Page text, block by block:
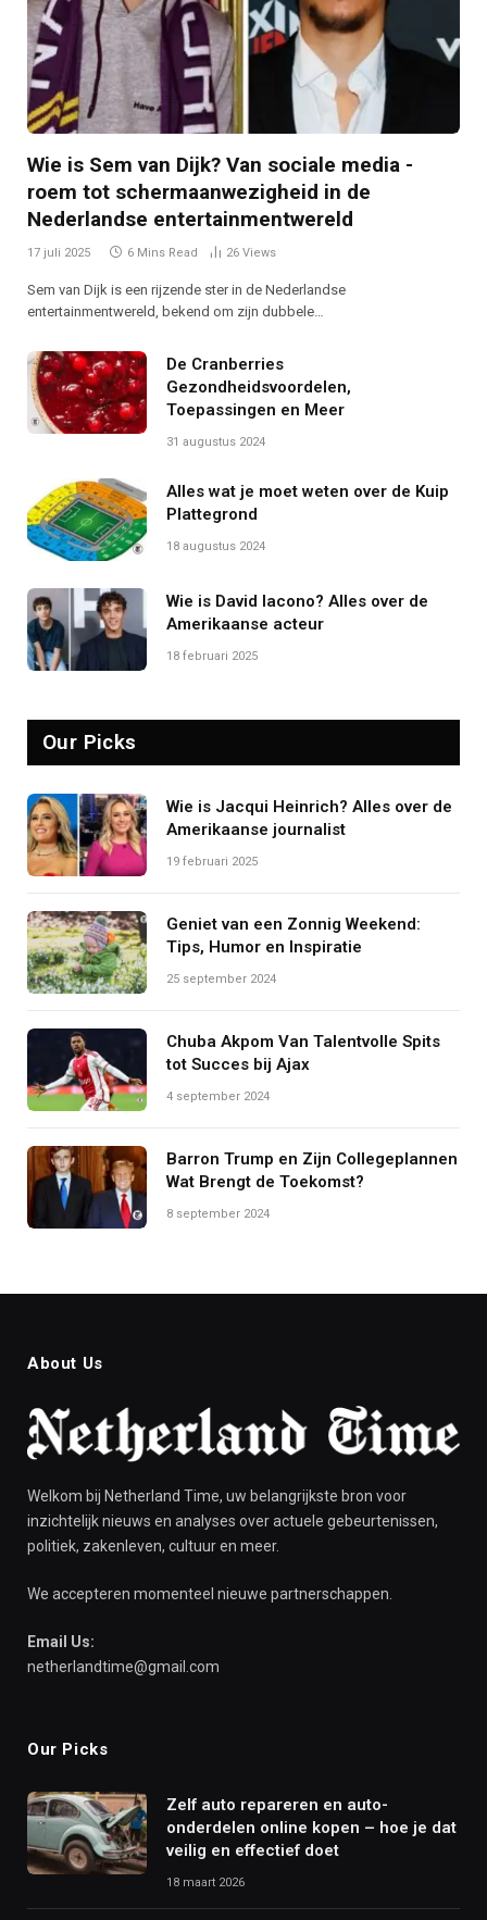
Wie is Sem van Dijk? Van sociale media -
roem tot schermaanwezigheid in de
Nederlandse entertainmentwereld
17 juli 2025 6 Mins Read 26 Views
Sem van Dijk is een rijzende ster in de Nederlandse
entertainmentwereld, bekend om zijn dubbele…
De Cranberries
Gezondheidsvoordelen,
Toepassingen en Meer
31 augustus 2024
Alles wat je moet weten over de Kuip
Plattegrond
18 augustus 2024
Wie is David Iacono? Alles over de
Amerikaanse acteur
18 februari 2025
Our Picks
Wie is Jacqui Heinrich? Alles over de
Amerikaanse journalist
19 februari 2025
Geniet van een Zonnig Weekend:
Tips, Humor en Inspiratie
25 september 2024
Chuba Akpom Van Talentvolle Spits
tot Succes bij Ajax
4 september 2024
Barron Trump en Zijn Collegeplannen
Wat Brengt de Toekomst?
8 september 2024
About Us
Welkom bij Netherland Time, uw belangrijkste bron voor
inzichtelijk nieuws en analyses over actuele gebeurtenissen,
politiek, zakenleven, cultuur en meer.
We accepteren momenteel nieuwe partnerschappen.
Email Us:
netherlandtime@gmail.com
Our Picks
Zelf auto repareren en auto-
onderdelen online kopen – hoe je dat
veilig en effectief doet
18 maart 2026